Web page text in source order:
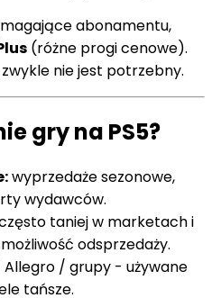
abonamentu,
(różne progi cenowe).
nie jest potrzebny.
gry na PS5?
wyprzedaże sezonowe,
wydawców.
taniej w marketach i
odsprzedaży.
Allegro / grupy - używane
tańsze.